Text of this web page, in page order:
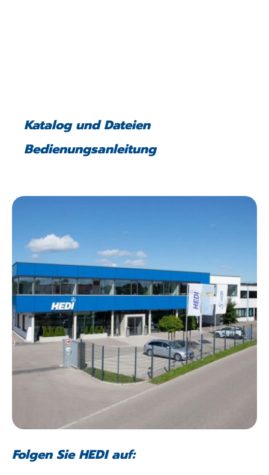
Katalog und Dateien
Bedienungsanleitung
Folgen Sie HEDI auf: